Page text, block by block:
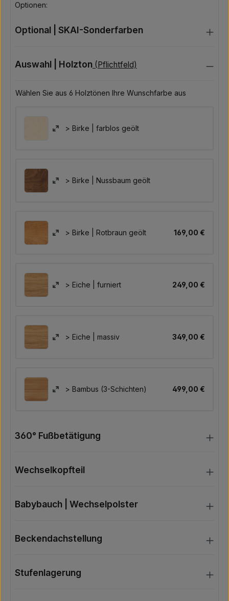
Optionen:
Optional | SKAI-Sonderfarben
Auswahl | Holzton (Pflichtfeld)
Wählen Sie aus 6 Holztönen Ihre Wunschfarbe aus
> Birke | farblos geölt
> Birke | Nussbaum geölt
> Birke | Rotbraun geölt 169,00 €
> Eiche | furniert 249,00 €
> Eiche | massiv 349,00 €
> Bambus (3-Schichten) 499,00 €
360° Fußbetätigung
Wechselkopfteil
Babybauch | Wechselpolster
Beckendachstellung
Stufenlagerung